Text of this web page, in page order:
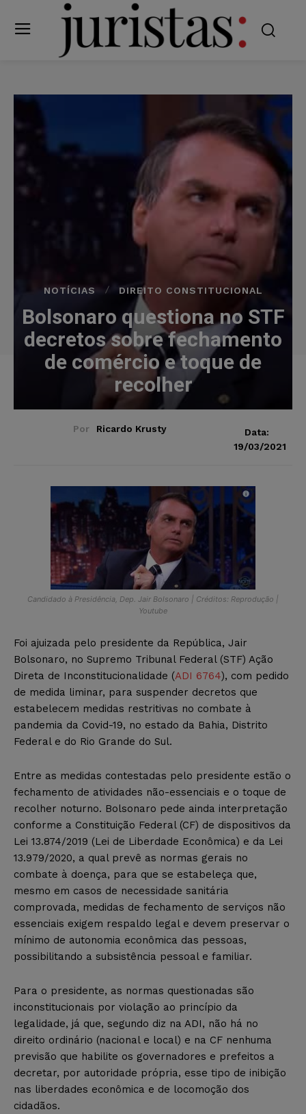
NOTÍCIAS DIREITO CONSTITUCIONAL
Bolsonaro questiona no STF
decretos sobre fechamento
de comércio e toque de
recolher
Por Ricardo Krusty
Data:
19/03/2021
Candidado à Presidência, Dep. Jair Bolsonaro | Créditos: Reprodução |
Youtube
Foi ajuizada pelo presidente da República, Jair
Bolsonaro, no Supremo Tribunal Federal (STF) Ação
Direta de Inconstitucionalidade (ADI 6764), com pedido
de medida liminar, para suspender decretos que
estabelecem medidas restritivas no combate à
pandemia da Covid-19, no estado da Bahia, Distrito
Federal e do Rio Grande do Sul.
Entre as medidas contestadas pelo presidente estão o
fechamento de atividades não-essenciais e o toque de
recolher noturno. Bolsonaro pede ainda interpretação
conforme a Constituição Federal (CF) de dispositivos da
Lei 13.874/2019 (Lei de Liberdade Econômica) e da Lei
13.979/2020, a qual prevê as normas gerais no
combate à doença, para que se estabeleça que,
mesmo em casos de necessidade sanitária
comprovada, medidas de fechamento de serviços não
essenciais exigem respaldo legal e devem preservar o
mínimo de autonomia econômica das pessoas,
possibilitando a subsistência pessoal e familiar.
Para o presidente, as normas questionadas são
inconstitucionais por violação ao princípio da
legalidade, já que, segundo diz na ADI, não há no
direito ordinário (nacional e local) e na CF nenhuma
previsão que habilite os governadores e prefeitos a
decretar, por autoridade própria, esse tipo de inibição
nas liberdades econômica e de locomoção dos
cidadãos.